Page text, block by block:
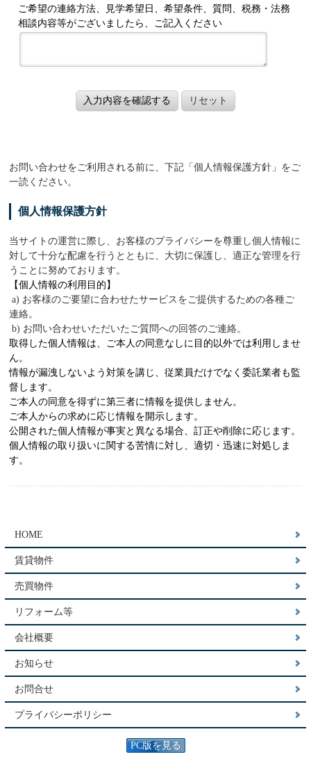
ご希望の連絡方法、見学希望日、希望条件、質問、税務・法務
相談内容等がございましたら、ご記入ください
入力内容を確認する リセット
お問い合わせをご利用される前に、下記「個人情報保護方針」をご
一読ください。
個人情報保護方針
当サイトの運営に際し、お客様のプライバシーを尊重し個人情報に
対して十分な配慮を行うとともに、大切に保護し、適正な管理を行
うことに努めております。
【個人情報の利用目的】
a) お客様のご要望に合わせたサービスをご提供するための各種ご
連絡。
b) お問い合わせいただいたご質問への回答のご連絡。
取得した個人情報は、ご本人の同意なしに目的以外では利用しませ
ん。
情報が漏洩しないよう対策を講じ、従業員だけでなく委託業者も監
督します。
ご本人の同意を得ずに第三者に情報を提供しません。
ご本人からの求めに応じ情報を開示します。
公開された個人情報が事実と異なる場合、訂正や削除に応じます。
個人情報の取り扱いに関する苦情に対し、適切・迅速に対処しま
す。
HOME
賃貸物件
売買物件
リフォーム等
会社概要
お知らせ
お問合せ
プライバシーポリシー
PC版を見る